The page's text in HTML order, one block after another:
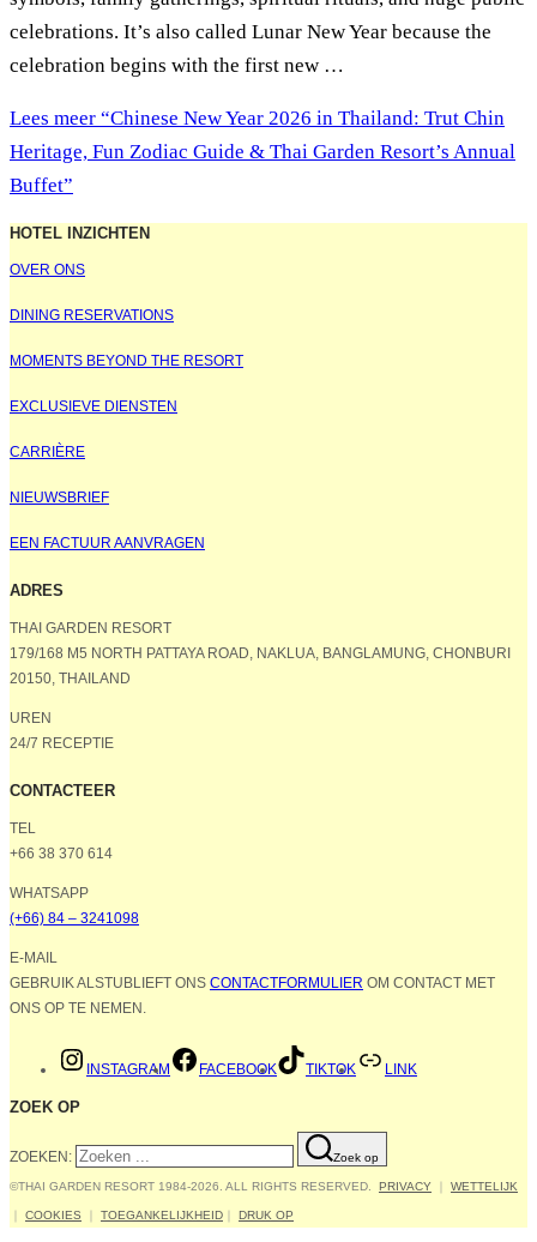
celebrations. It’s also called Lunar New Year because the
celebration begins with the first new …
Lees meer “Chinese New Year 2026 in Thailand: Trut Chin
Heritage, Fun Zodiac Guide & Thai Garden Resort’s Annual
Buffet”
HOTEL INZICHTEN
OVER ONS
DINING RESERVATIONS
MOMENTS BEYOND THE RESORT
EXCLUSIEVE DIENSTEN
CARRIÈRE
NIEUWSBRIEF
EEN FACTUUR AANVRAGEN
ADRES
THAI GARDEN RESORT
179/168 M5 NORTH PATTAYA ROAD, NAKLUA, BANGLAMUNG, CHONBURI
20150, THAILAND
UREN
24/7 RECEPTIE
CONTACTEER
TEL
+66 38 370 614
WHATSAPP
(+66) 84 – 3241098
E-MAIL
GEBRUIK ALSTUBLIEFT ONS CONTACTFORMULIER OM CONTACT MET
ONS OP TE NEMEN.
INSTAGRAM FACEBOOK TIKTOK LINK
ZOEK OP
ZOEKEN: Zoek op
©THAI GARDEN RESORT 1984-2026. ALL RIGHTS RESERVED. PRIVACY WETTELIJK
COOKIES TOEGANKELIJKHEID DRUK OP